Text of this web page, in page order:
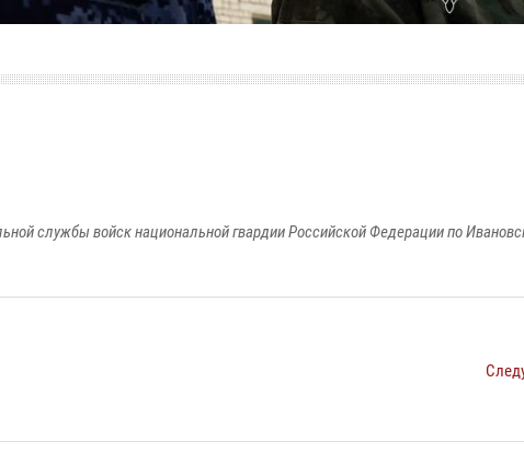
службы войск национальной гвардии Российской Федерации по